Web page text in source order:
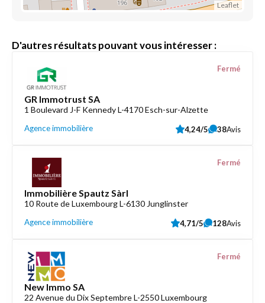
Leaflet
D'autres résultats pouvant vous intéresser :
GR Immotrust SA
1 Boulevard J-F Kennedy L-4170 Esch-sur-Alzette
Agence immobilière
Fermé
4,24/5 38Avis
Immobilière Spautz Sàrl
10 Route de Luxembourg L-6130 Junglinster
Agence immobilière
Fermé
4,71/5 128Avis
New Immo SA
22 Avenue du Dix Septembre L-2550 Luxembourg
Fermé